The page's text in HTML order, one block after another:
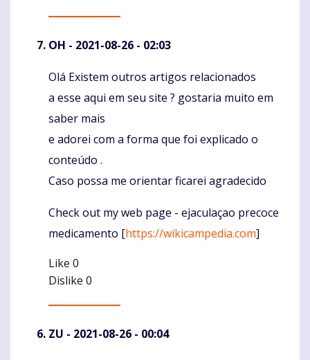
OH - 2021-08-26 - 02:03
Komentaras
Olá Existem outros artigos relacionados
a esse aqui em seu site ? gostaria muito em
saber mais
e adorei com a forma que foi explicado o
conteúdo .
Caso possa me orientar ficarei agradecido
Check out my web page - ejaculaçao precoce
medicamento [https://wikicampedia.com]
Like 0
Dislike 0
ZU - 2021-08-26 - 00:04